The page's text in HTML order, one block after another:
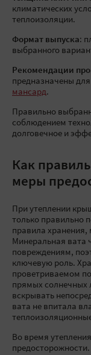
климатических
теплоизоляции.
Формат выпуска:
выбранного
Рекомендации
предназначены
мансард.
Правильно
соблюдением
долговечное и
Как
меры
При утеплении
только правильно
правила хранения,
Минеральная вата
повреждениям,
ключевую роль.
проветриваемом
прямых солнечных
вскрывать
вата не впитала
Во время